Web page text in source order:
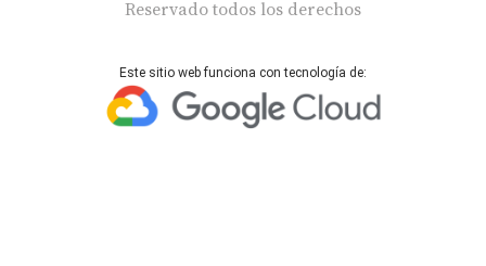
Reservado todos los derechos
Este sitio web funciona con tecnología de: